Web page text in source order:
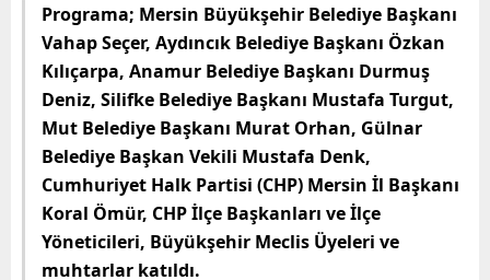
Programa; Mersin Büyükşehir Belediye Başkanı
Vahap Seçer, Aydıncık Belediye Başkanı Özkan
Kılıçarpa, Anamur Belediye Başkanı Durmuş
Deniz, Silifke Belediye Başkanı Mustafa Turgut,
Mut Belediye Başkanı Murat Orhan, Gülnar
Belediye Başkan Vekili Mustafa Denk,
Cumhuriyet Halk Partisi (CHP) Mersin İl Başkanı
Koral Ömür, CHP İlçe Başkanları ve İlçe
Yöneticileri, Büyükşehir Meclis Üyeleri ve
muhtarlar katıldı.